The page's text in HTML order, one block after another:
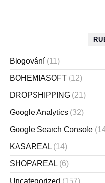
Blogování (11)
BOHEMIASOFT (12)
DROPSHIPPING (21)
Google Analytics (32)
Google Search Console
KASAREAL (14)
SHOPAREAL (6)
Uncategorized (157)